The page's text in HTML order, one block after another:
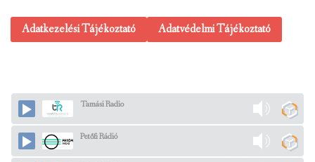
Adatkezelési Tájékoztató Adatvédelmi Tájékoztató
Tamási Radio
Petőfi Rádió